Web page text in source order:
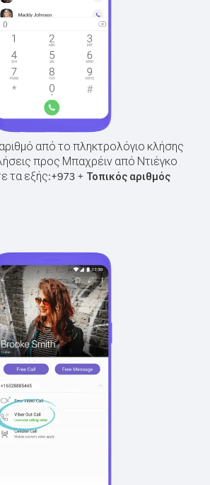
από το πληκτρολόγιο κλήσης
προς Μπαχρέιν από Ντιέγκο
τα εξής:+973 + Τοπικός αριθμός